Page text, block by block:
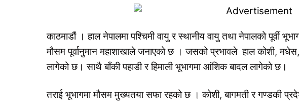
काठमाडौं । हाल नेपालमा पश्चिमी वायु र स्थानीय वायु तथा नेपालको पूर्वी
मौसम पूर्वानुमान महाशाखाले जनाएको छ । जसको प्रभावले हाल कोशी,
लागेको छ। साथै बाँकी पहाडी र हिमाली भूभागमा आंशिक बादल लागेको छ।
तराई भूभागमा मौसम मुख्यतया सफा रहको छ । कोशी, बागमती र गण्डकी